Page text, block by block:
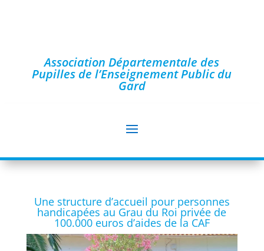
Association Départementale des
Pupilles de l’Enseignement Public du
Gard
Une structure d’accueil pour personnes
handicapées au Grau du Roi privée de
100.000 euros d’aides de la CAF